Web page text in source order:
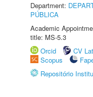
Department:
PÚBLICA
Academic
title: MS-5.3
Orcid
CV
Scopus
Repositório